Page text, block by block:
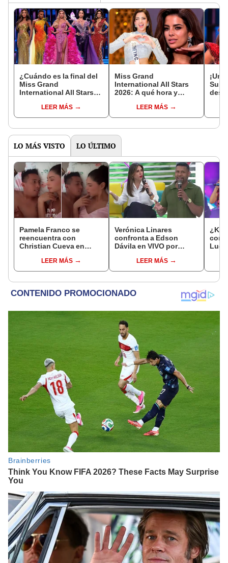
¿Cuándo es la final del
Miss Grand
International All Stars
LEER MÁS
Miss Grand
International All Stars
2026: A qué hora y
Cipriani en el certamen
de belleza
LEER MÁS
LO MÁS VISTO LO ÚLTIMO
Pamela Franco se
reencuentra con
Christian Cueva en
videos privados: “Eres
todo”
LEER MÁS
Verónica Linares
confronta a Edson
Dávila en VIVO por
“Es una opinión
machista la tuya”
LEER MÁS
con